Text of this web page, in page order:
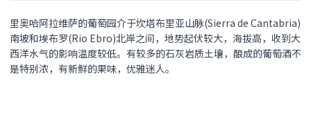
里奥哈阿拉维萨的葡萄园介于坎塔布里亚山脉(Sierra de Cantabria)
南坡和埃布罗(Rio Ebro)北岸之间，地势起伏较大，海拔高，收到大
西洋水气的影响温度较低。有较多的石灰岩质土壤，酿成的葡萄酒不
是特别浓，有新鲜的果味，优雅迷人。